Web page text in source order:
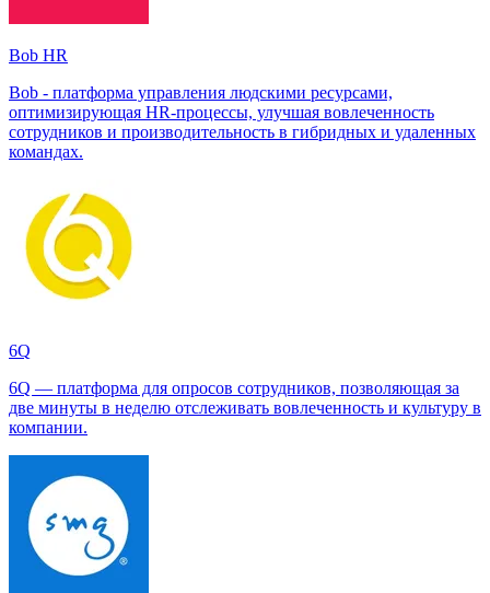
Bob HR
Bob - платформа управления людскими ресурсами,
оптимизирующая HR-процессы, улучшая вовлеченность
сотрудников и производительность в гибридных и удаленных
командах.
6Q
6Q — платформа для опросов сотрудников, позволяющая за
две минуты в неделю отслеживать вовлеченность и культуру в
компании.